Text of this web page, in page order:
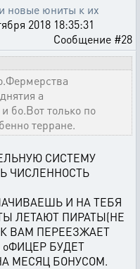
новые юниты к их
2018 18:35:31
Сообщение #28
а
бо.Вот только по
терране.
СИСТЕМУ
ЧИСЛЕННОСТЬ
И НА ТЕБЯ
ЛЕТАЮТ ПИРАТЫ(НЕ
ВАМ ПЕРЕЕЗЖАЕТ
БУДЕТ
МЕСЯЦ БОНУСОМ.